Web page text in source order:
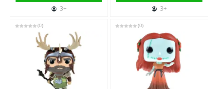
3+
3+
(0) (0)